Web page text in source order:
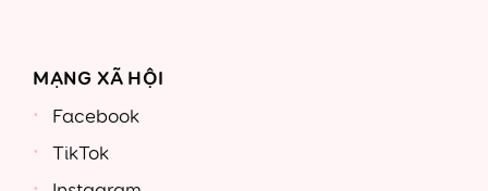
MẠNG XÃ HỘI
Facebook
TikTok